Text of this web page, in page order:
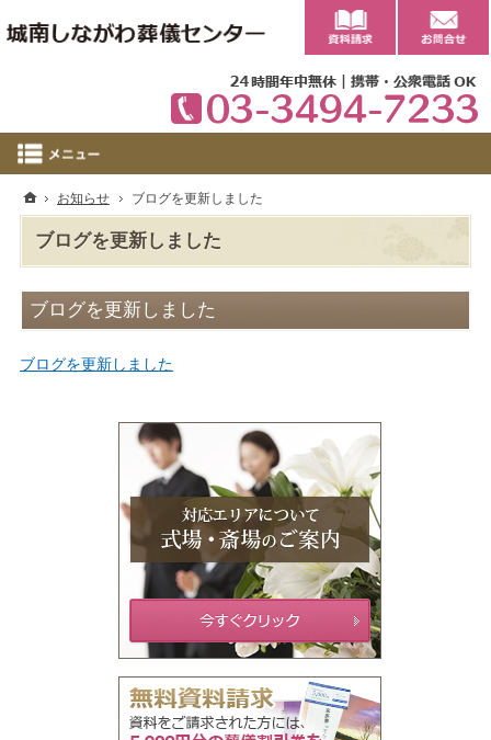
ブログを更新しました
ブログを更新しました
ブログを更新しました
ホーム
お知らせ ブログを更新しました